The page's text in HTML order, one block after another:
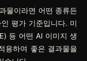
물이라면 어떤 종류든
평가 기준입니다. 미
등 어떤 AI 이미지 생
용하여 좋은 결과물을